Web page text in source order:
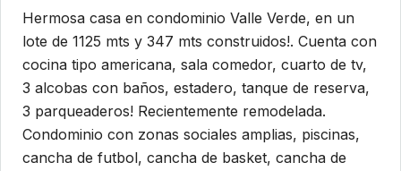
Hermosa casa en condominio Valle Verde, en un
lote de 1125 mts y 347 mts construidos!. Cuenta con
cocina tipo americana, sala comedor, cuarto de tv,
3 alcobas con baños, estadero, tanque de reserva,
3 parqueaderos! Recientemente remodelada.
Condominio con zonas sociales amplias, piscinas,
cancha de futbol, cancha de basket, cancha de